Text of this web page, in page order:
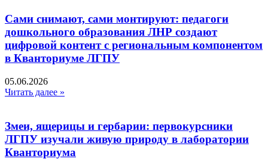
Сами снимают, сами монтируют: педагоги
дошкольного образования ЛНР создают
цифровой контент с региональным компонентом
в Кванториуме ЛГПУ​
05.06.2026
Читать далее »
Змеи, ящерицы и гербарии: первокурсники
ЛГПУ изучали живую природу в лаборатории
Кванториума